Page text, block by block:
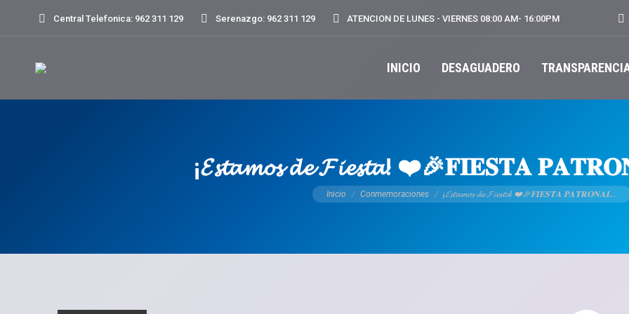
Central Telefonica: 962 311 129 Serenazgo: 962 311 129 ATENCION DE LUNES - VIERNES 08:00 AM- 16:00PM
INICIO DESAGUADERO
¡𝓔𝓼𝓽𝓪𝓶𝓸𝓼 𝓭𝓮 𝓕𝓲𝓮𝓼𝓽𝓪! ❤️🎉️️𝐅𝐈𝐄𝐒𝐓𝐀
Estás aquí:
Inicio Conmemoraciones ¡𝓔𝓼𝓽𝓪𝓶𝓸𝓼 𝓭𝓮 𝓕𝓲𝓮𝓼𝓽𝓪! ❤️🎉️️𝐅𝐈𝐄𝐒𝐓𝐀 𝐏𝐀𝐓𝐑𝐎𝐍𝐀𝐋…